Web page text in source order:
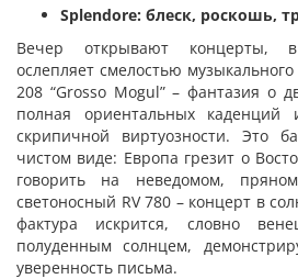
Splendore: блеск, роскошь,
Вечер открывают концерты,
ослепляет смелостью
208 “Grosso Mogul” – фантазия о
полная ориентальных каденций
скрипичной виртуозности. Это
чистом виде: Европа грезит о
говорить на неведомом,
светоносный RV 780 – концерт в
фактура искрится, словно
полуденным солнцем,
уверенность письма.